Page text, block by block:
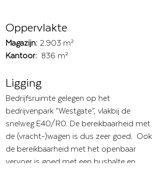
Oppervlakte
Magazijn: 2.903 m²
Kantoor: 836 m²
Ligging
Bedrijfsruimte gelegen op het
bedrijvenpark “Westgate”, vlakbij de
snelweg E40/R0. De bereikbaarheid met
de (vracht-)wagen is dus zeer goed. Ook
de bereikbaarheid met het openbaar
vervoer is goed met een bushalte en